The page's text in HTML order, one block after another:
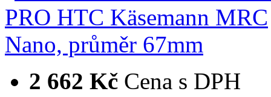
2 662 Kč Cena s DPH